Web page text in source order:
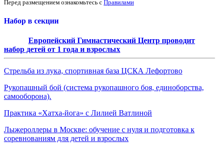
Перед размещением ознакомьтесь с Правилами
Набор в секции
Европейский Гимнастический Центр проводит
набор детей от 1 года и взрослых
Стрельба из лука, спортивная база ЦСКА Лефортово
Рукопашный бой (система рукопашного боя, единоборства,
самооборона).
Практика «Хатха-йога» с Лилией Ватлиной
Лыжероллеры в Москве: обучение с нуля и подготовка к
соревнованиям для детей и взрослых